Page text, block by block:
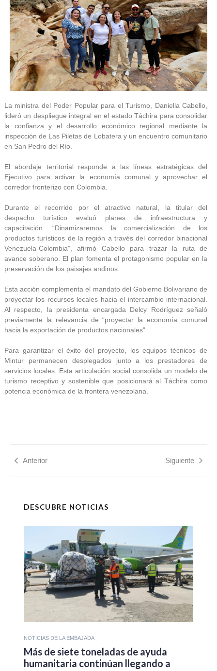
La ministra del Poder Popular para el Turismo, Daniella Cabello,
lideró un despliegue integral en el estado Táchira para consolidar
la confianza y el desarrollo económico regional mediante la
inspección de Las Piletas de Lobatera y un encuentro comunitario
en San Pedro del Río.
El abordaje territorial responde a las líneas estratégicas del
Ejecutivo para activar la economía comunal y aprovechar el
corredor fronterizo con Colombia.
Durante el recorrido por el atractivo natural, la titular del
despacho turístico evaluó planes de infraestructura y
capacitación. “Dinamizaremos la comercialización de los
productos turísticos de la región a través del corredor binacional
Venezuela-Colombia”, afirmó Cabello para trazar la ruta de
avance soberano. El plan fomenta el protagonismo popular en la
preservación de los paisajes andinos.
Esta acción complementa el mandato del Gobierno Bolivariano de
proyectar los recursos locales hacia el intercambio internacional.
Al respecto, la presidenta encargada Delcy Rodríguez señaló
previamente la relevancia de “proyectar la economía comunal
hacia la exportación de productos nacionales”.
Para garantizar el éxito del proyecto, los equipos técnicos de
Mintur permanecen desplegados junto a los prestadores de
servicios locales. Esta articulación social consolida un modelo de
turismo receptivo y sostenible que posicionará al Táchira como
potencia económica de la frontera venezolana.
Anterior Siguiente
DESCUBRE NOTICIAS
NOTICIAS DE LA EMBAJADA
Más de siete toneladas de ayuda
humanitaria continúan llegando a